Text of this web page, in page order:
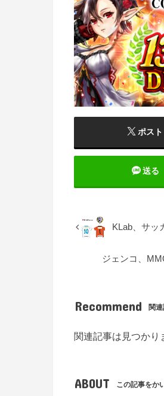
ポスト
送る
KLab、サッ
ジェンコ、
Recommend 関
関連記事は見つかり
ABOUT この記事をか